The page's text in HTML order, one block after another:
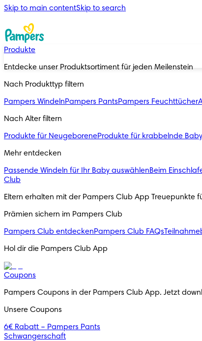
Skip to main contentSkip to search
Produkte
Entdecke unser Produktsortiment für jeden Meilenstein
Nach Produkttyp filtern
Pampers WindelnPampers PantsPampers Feuchttücher
Nach Alter filtern
Produkte für NeugeboreneProdukte für krabbelnde
Mehr entdecken
Passende Windeln für Ihr Baby auswählenBeim
Club
Eltern erhalten mit der Pampers Club App Treuepunkte
Prämien sichern im Pampers Club
Pampers Club entdeckenPampers Club FAQs
Hol dir die Pampers Club App
Coupons
Pampers Coupons in der Pampers Club App. Jetzt
Unsere Coupons
6€ Rabatt – Pampers Pants
Schwangerschaft